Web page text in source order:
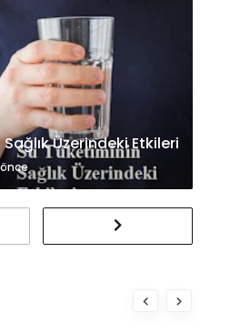
Üzerindeki Etkileri
önce